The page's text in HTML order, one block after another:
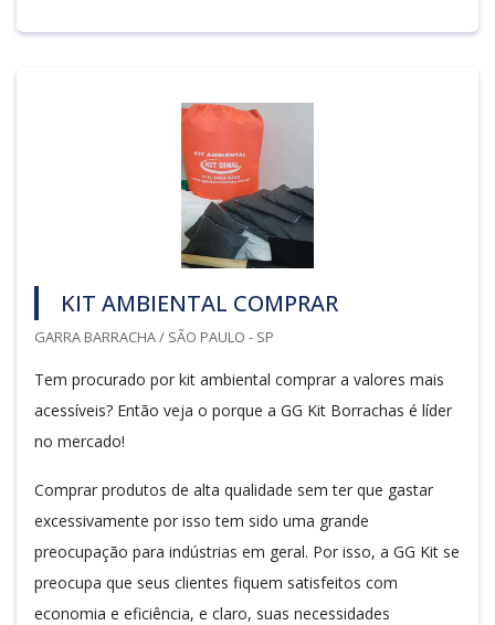
KIT AMBIENTAL COMPRAR
GARRA BARRACHA / SÃO PAULO - SP
Tem procurado por kit ambiental comprar a valores mais
acessíveis? Então veja o porque a GG Kit Borrachas é líder
no mercado!
Comprar produtos de alta qualidade sem ter que gastar
excessivamente por isso tem sido uma grande
preocupação para indústrias em geral. Por isso, a GG Kit se
preocupa que seus clientes fiquem satisfeitos com
economia e eficiência, e claro, suas necessidades